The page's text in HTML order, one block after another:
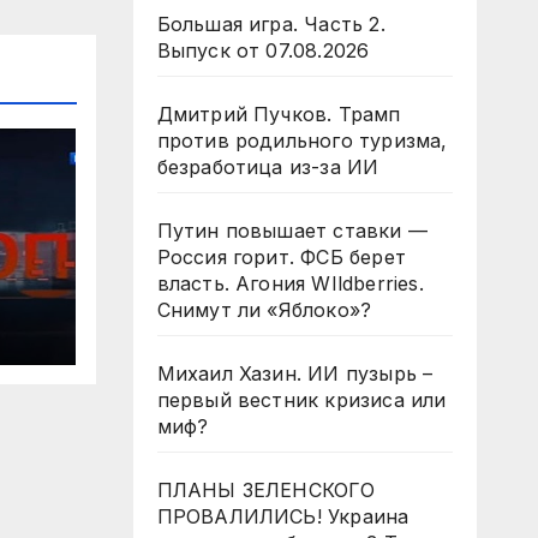
Большая игра. Часть 2.
Выпуск от 07.08.2026
Дмитрий Пучков. Трамп
против родильного туризма,
безработица из-за ИИ
Путин повышает ставки —
Россия горит. ФСБ берет
власть. Агония WIldberries.
Снимут ли «Яблоко»?
Михаил Хазин. ИИ пузырь –
первый вестник кризиса или
миф?
ПЛАНЫ ЗЕЛЕНСКОГО
ПРОВАЛИЛИСЬ! Украина